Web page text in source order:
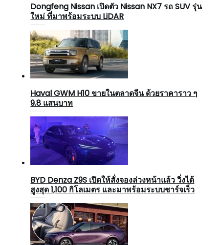
Dongfeng Nissan เปิดตัว Nissan NX7 รถ SUV รุ่น
ใหม่ ที่มาพร้อมระบบ LiDAR
Haval GWM H10 ขายในตลาดจีน ด้วยราคาราว ๆ
9.8 แสนบาท
BYD Denza Z9S เปิดให้สั่งจองล่วงหน้าแล้ว วิ่งได้
สูงสุด 1,100 กิโลเมตร และมาพร้อมระบบชาร์จเร็ว